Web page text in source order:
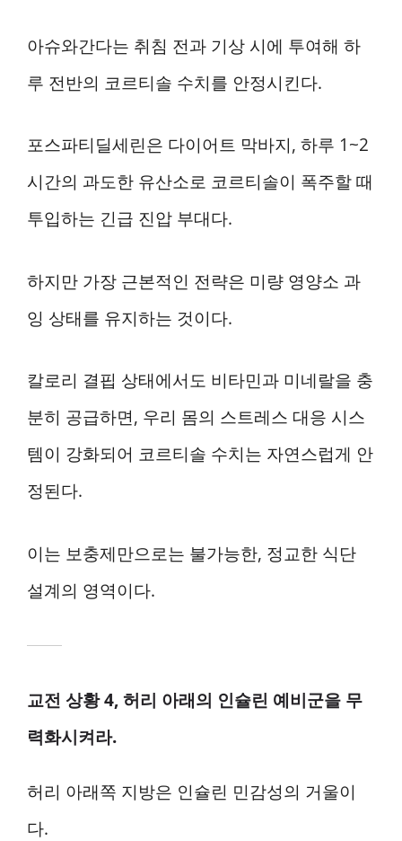
아슈와간다는 취침 전과 기상 시에 투여해 하
루 전반의 코르티솔 수치를 안정시킨다.
포스파티딜세린은 다이어트 막바지, 하루 1~2
시간의 과도한 유산소로 코르티솔이 폭주할 때
투입하는 긴급 진압 부대다.
하지만 가장 근본적인 전략은 미량 영양소 과
잉 상태를 유지하는 것이다.
칼로리 결핍 상태에서도 비타민과 미네랄을 충
분히 공급하면, 우리 몸의 스트레스 대응 시스
템이 강화되어 코르티솔 수치는 자연스럽게 안
정된다.
이는 보충제만으로는 불가능한, 정교한 식단
설계의 영역이다.
교전 상황 4, 허리 아래의 인슐린 예비군을 무
력화시켜라.
허리 아래쪽 지방은 인슐린 민감성의 거울이
다.